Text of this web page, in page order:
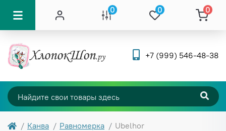
0 0 0
+7 (999) 546-48-38
Канва Равномерка Ubelhor